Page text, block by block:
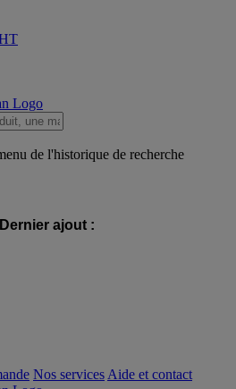
de l'historique de recherche
Dernier ajout :
Nos services Aide et contact